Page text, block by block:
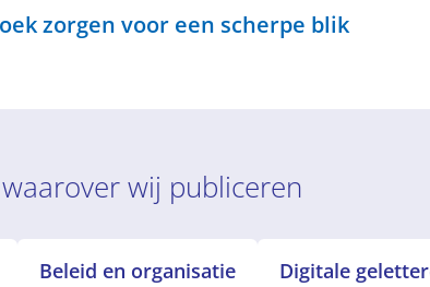
zorgen voor een scherpe blik
wij publiceren
Beleid en organisatie Digitale